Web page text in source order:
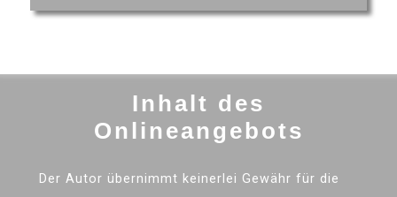
Inhalt des
Onlineangebots
Der Autor übernimmt keinerlei Gewähr für die